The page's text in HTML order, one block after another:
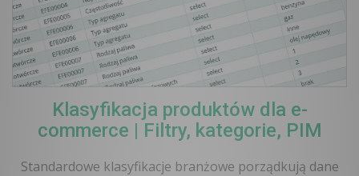
Klasyfikacja produktów dla e-
commerce | Filtry, kategorie, PIM
Standardowe klasyfikacje branżowe porządkują dane